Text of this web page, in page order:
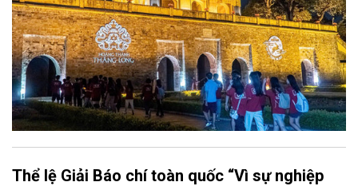
Thể lệ Giải Báo chí toàn quốc “Vì sự nghiệp